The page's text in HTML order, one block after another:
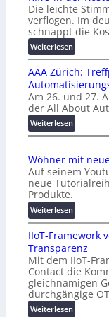
Die leichte
verflogen. Im
schnappt die
Weiterlesen:
K
M
U
i
n
d
e
K
o
s
e
n
f
a
l
l
e
AAA Zürich:
Am 26. und 27.
der All About
Weiterlesen:
A
A
Z
ü
i
c
h
:
T
r
e
f
f
Wöhner mit
Auf seinem
neue
Produkte.
Weiterlesen:
W
ö
h
n
e
r
m
i
IIoT-Framework
Transparenz
Mit dem IIoT-
Contact die
gleichnamigen
durchgängige
Weiterlesen: